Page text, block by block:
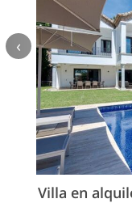
Villa en
‹